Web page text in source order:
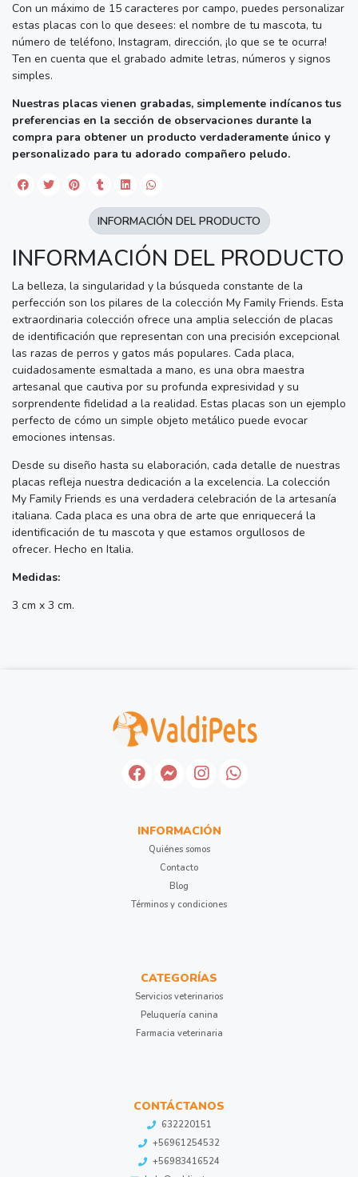
Con un máximo de 15 caracteres por campo, puedes personalizar
estas placas con lo que desees: el nombre de tu mascota, tu
número de teléfono, Instagram, dirección, ¡lo que se te ocurra!
Ten en cuenta que el grabado admite letras, números y signos
simples.
Nuestras placas vienen grabadas, simplemente indícanos tus
preferencias en la sección de observaciones durante la
compra para obtener un producto verdaderamente único y
personalizado para tu adorado compañero peludo.
INFORMACIÓN DEL PRODUCTO
La belleza, la singularidad y la búsqueda constante de la
perfección son los pilares de la colección My Family Friends. Esta
extraordinaria colección ofrece una amplia selección de placas
de identificación que representan con una precisión excepcional
las razas de perros y gatos más populares. Cada placa,
cuidadosamente esmaltada a mano, es una obra maestra
artesanal que cautiva por su profunda expresividad y su
sorprendente fidelidad a la realidad. Estas placas son un ejemplo
perfecto de cómo un simple objeto metálico puede evocar
emociones intensas.
Desde su diseño hasta su elaboración, cada detalle de nuestras
placas refleja nuestra dedicación a la excelencia. La colección
My Family Friends es una verdadera celebración de la artesanía
italiana. Cada placa es una obra de arte que enriquecerá la
identificación de tu mascota y que estamos orgullosos de
ofrecer. Hecho en Italia.
Medidas:
3 cm x 3 cm.
INFORMACIÓN DEL PRODUCTO
INFORMACIÓN
Quiénes somos
Contacto
Blog
Términos y condiciones
CATEGORÍAS
Servicios veterinarios
Peluquería canina
Farmacia veterinaria
CONTÁCTANOS
632220151
+56961254532
+56983416524